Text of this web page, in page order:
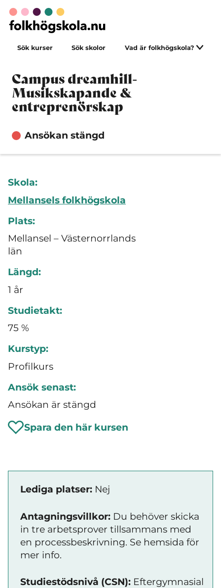
Sök kurser Sök skolor Vad är folkhögskola?
Campus dreamhill-
Musikskapande &
entreprenörskap
Ansökan stängd
Skola:
Mellansels folkhögskola
Plats:
Mellansel – Västernorrlands
län
Längd:
1 år
Studietakt:
75 %
Kurstyp:
Profilkurs
Ansök senast:
Ansökan är stängd
Spara den här kursen
Lediga platser: Nej
Antagningsvillkor: Du behöver skicka
in tre arbetsprover tillsammans med
en processbeskrivning. Se hemsida för
mer info.
Studiestödsnivå (CSN): Eftergymnasial